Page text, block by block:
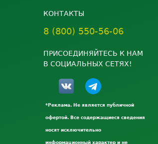
КОНТАКТЫ
8 (800) 550-56-06
ПРИСОЕДИНЯЙТЕСЬ К НАМ
В СОЦИАЛЬНЫХ СЕТЯХ!
*Реклама. Не является публичной
офертой. Все содержащиеся сведения
носят исключительно
информационный характер и не